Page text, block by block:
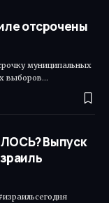
отсрочены
муниципальных
выборов…
Выпуск